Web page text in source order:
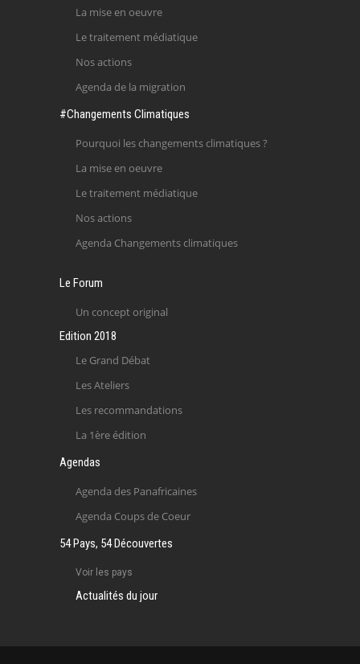
La mise en oeuvre
Le traitement médiatique
Nos actions
Agenda de la migration
#Changements Climatiques
Pourquoi les changements climatiques ?
La mise en oeuvre
Le traitement médiatique
Nos actions
Agenda Changements climatiques
Le Forum
Un concept original
Edition 2018
Le Grand Débat
Les Ateliers
Les recommandations
La 1ère édition
Agendas
Agenda des Panafricaines
Agenda Coups de Coeur
54 Pays, 54 Découvertes
Voir les pays
Actualités du jour